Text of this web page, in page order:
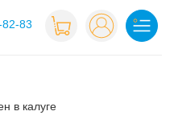
83
в калуге